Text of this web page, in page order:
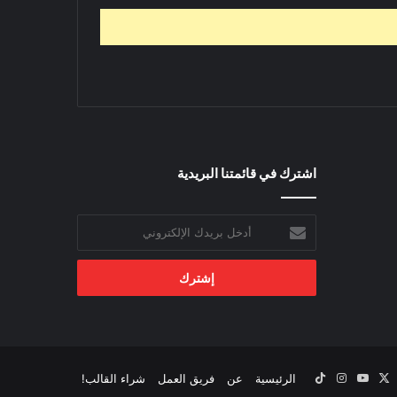
اشترك في قائمتنا البريدية
بريدك
الإلكتروني
الرئيسية عن فريق العمل شراء القالب! ‫YouTubeانستقرام‫TikTok